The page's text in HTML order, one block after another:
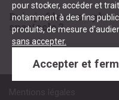
Puis-je filmer ou
spectacle ?
pour stocker, accéder et
notamment à des fins
produits, de mesure
sans accepter.
Accepter et